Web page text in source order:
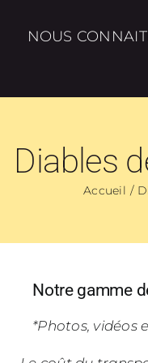
NOUS
Diables
Accueil
Notre gamme
*Photos, vidéos